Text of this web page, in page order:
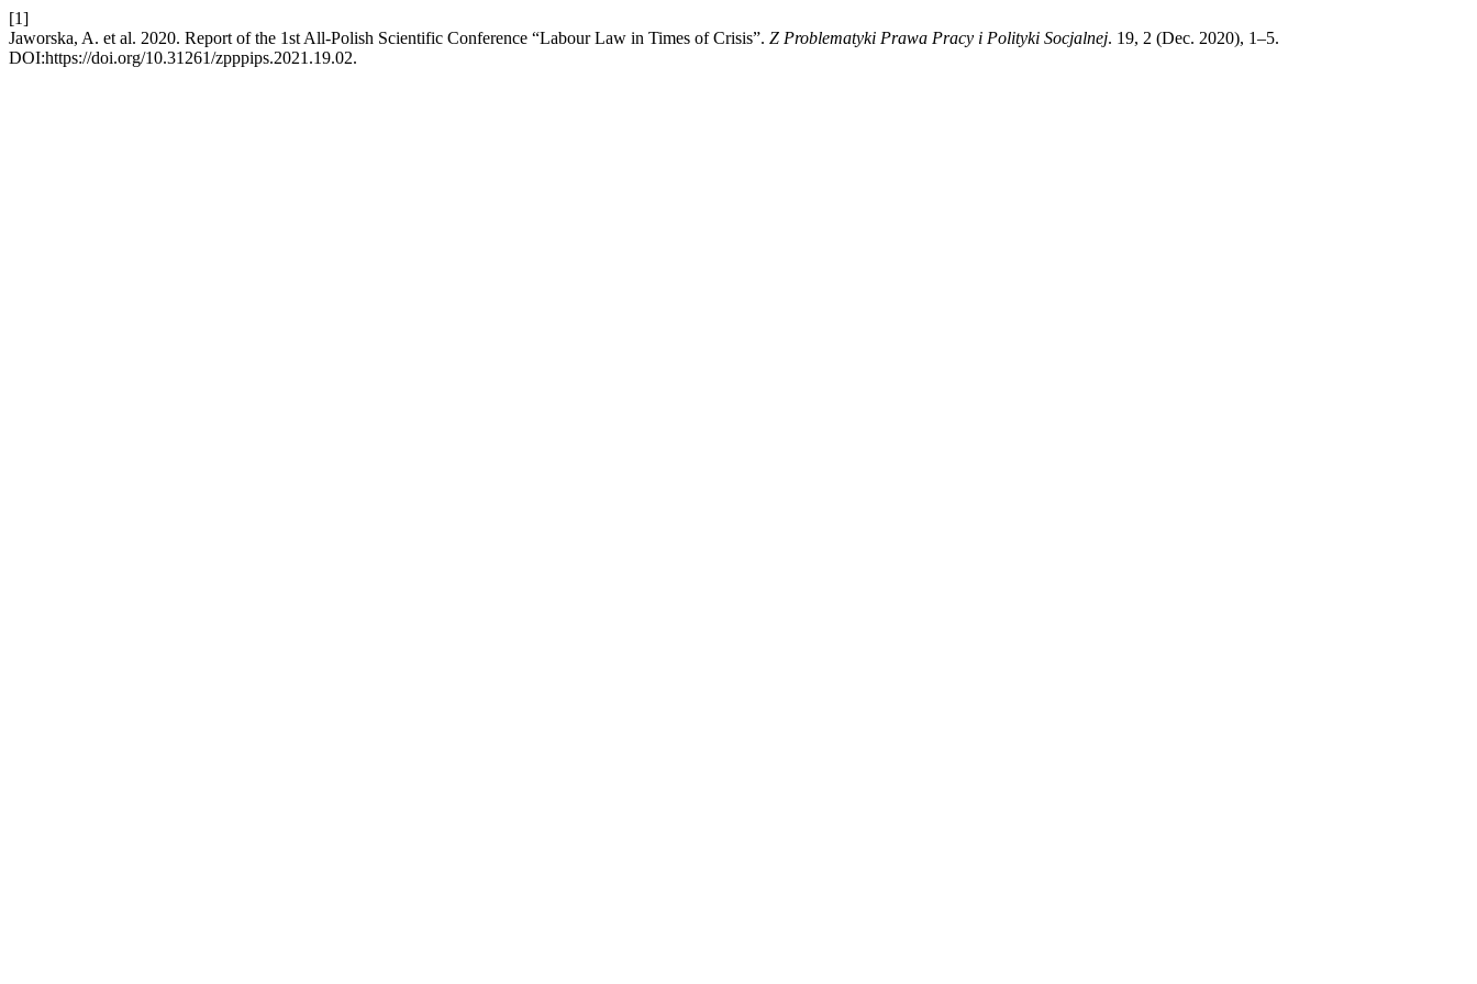
[1]
Jaworska, A. et al. 2020. Report of the 1st All-Polish Scientific Conference “Labour Law in Times of Crisis”. Z Problematyki Prawa Pracy i Polityki Socjalnej. 19, 2 (Dec. 2020), 1–5.
DOI:https://doi.org/10.31261/zpppips.2021.19.02.